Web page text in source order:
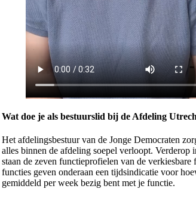
Wat doe je als bestuurslid bij de Afdeling
Het afdelingsbestuur van de Jonge Democraten
alles binnen de afdeling soepel verloopt. Verderop
staan de zeven functieprofielen van de verkiesbare
functies geven onderaan een tijdsindicatie voor
gemiddeld per week bezig bent met je functie.